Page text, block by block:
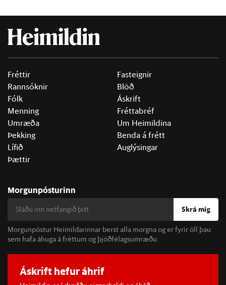
Fréttir
Rannsóknir
Fólk
Menning
Umræða
Þekking
Lífið
Þættir
Fasteignir
Blöð
Áskrift
Fréttabréf
Um Heimildina
Benda á frétt
Auglýsingar
Morgunpósturinn
Skrá mig
Morgunpóstur Heimildarinnar berst alla morgna og er fyrir öll þau
sem hafa áhuga á fréttum og þjóðfélagsumræðu.
Áskrift hefur áhrif